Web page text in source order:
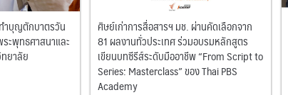
ำบุญตักบาตรวัน
ะพุทธศาสนาและ
ยาลัย
ศิษย์เก่าการสื่อสารฯ มช. ผ่านคัดเลือกจาก
81 ผลงานทั่วประเทศ ร่วมอบรมหลักสูตร
เขียนบทซีรีส์ระดับมืออาชีพ “From Script to
Series: Masterclass” ของ Thai PBS
Academy